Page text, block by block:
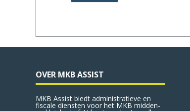
OVER MKB ASSIST
MKB Assist biedt administratieve en
fiscale diensten voor het MKB midden-